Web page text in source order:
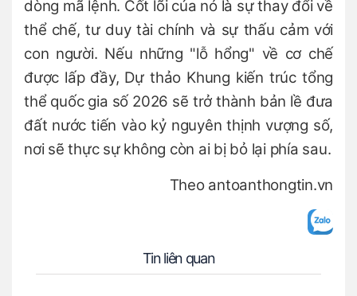
dòng mã lệnh. Cốt lõi của nó là sự thay đổi về
thể chế, tư duy tài chính và sự thấu cảm với
con người. Nếu những "lỗ hổng" về cơ chế
được lấp đầy, Dự thảo Khung kiến trúc tổng
thể quốc gia số 2026 sẽ trở thành bản lề đưa
đất nước tiến vào kỷ nguyên thịnh vượng số,
nơi sẽ thực sự không còn ai bị bỏ lại phía sau.
Theo antoanthongtin.vn
Tin liên quan